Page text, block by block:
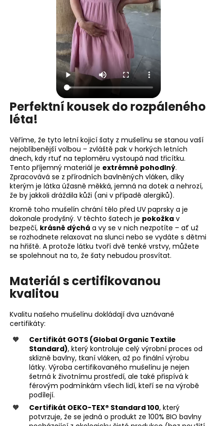
Perfektní kousek do rozpáleného
léta!
Věříme, že tyto letní kojicí šaty z mušelínu se stanou vaší
nejoblíbenější volbou – zvláště pak v horkých letních
dnech, kdy rtuť na teploměru vystoupá nad třicítku.
Tento příjemný materiál je extrémně pohodlný.
Zpracovává se z přírodních bavlněných vláken, díky
kterým je látka úžasně měkká, jemná na dotek a nehrozí,
že by jakkoli dráždila kůži (ani v případě alergiků).
Kromě toho mušelín chrání tělo před UV paprsky a je
dokonale prodyšný. V těchto šatech je pokožka v
bezpečí, krásně dýchá a vy se v nich nezpotíte –⁠⁠⁠⁠⁠⁠ ať už
se rozhodnete relaxovat na slunci nebo se vydáte s dětmi
na hřiště. A protože látku tvoří dvě tenké vrstvy, můžete
se spolehnout na to, že šaty nebudou prosvítat.
Materiál s certifikovanou
kvalitou
Kvalitu našeho mušelínu dokládají dva uznávané
certifikáty:
Certifikát GOTS (Global Organic Textile
Standard), který kontroluje celý výrobní proces od
sklizně bavlny, tkaní vláken, až po finální výrobu
látky. Výroba certifikovaného mušelínu je nejen
šetrná k životnímu prostředí, ale také přispívá k
férovým podmínkám všech lidí, kteří se na výrobě
podílejí.
Certifikát OEKO-TEX® Standard 100, který
potvrzuje, že se jedná o produkt ze 100% BIO bavlny